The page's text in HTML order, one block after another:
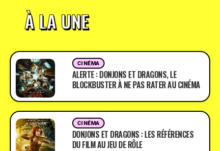
À LA UNE
CINÉMA
ALERTE : DONJONS ET DRAGONS, LE
BLOCKBUSTER À NE PAS RATER AU CINÉMA
CINÉMA
DONJONS ET DRAGONS : LES RÉFÉRENCES
DU FILM AU JEU DE RÔLE